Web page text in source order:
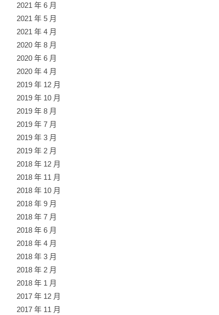
2021 年 6 月
2021 年 5 月
2021 年 4 月
2020 年 8 月
2020 年 6 月
2020 年 4 月
2019 年 12 月
2019 年 10 月
2019 年 8 月
2019 年 7 月
2019 年 3 月
2019 年 2 月
2018 年 12 月
2018 年 11 月
2018 年 10 月
2018 年 9 月
2018 年 7 月
2018 年 6 月
2018 年 4 月
2018 年 3 月
2018 年 2 月
2018 年 1 月
2017 年 12 月
2017 年 11 月